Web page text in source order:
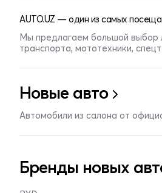
AUTO.UZ — один из самых
Мы предлагаем большой выбор
транспорта, мототехники,
Новые авто
Автомобили из салона от
Бренды новых